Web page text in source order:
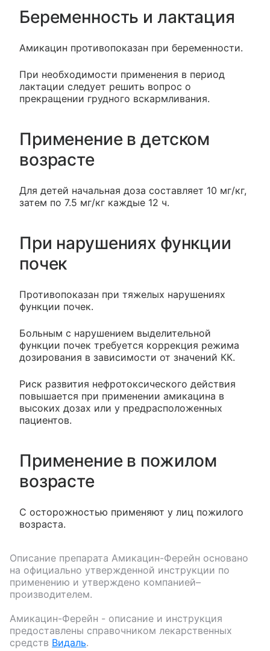
Беременность и лактация
Амикацин противопоказан при беременности.
При необходимости применения в период
лактации следует решить вопрос о
прекращении грудного вскармливания.
Применение в детском
возрасте
Для детей начальная доза составляет 10 мг/кг,
затем по 7.5 мг/кг каждые 12 ч.
При нарушениях функции
почек
Противопоказан при тяжелых нарушениях
функции почек.
Больным с нарушением выделительной
функции почек требуется коррекция режима
дозирования в зависимости от значений КК.
Риск развития нефротоксического действия
повышается при применении амикацина в
высоких дозах или у предрасположенных
пациентов.
Применение в пожилом
возрасте
С осторожностью применяют у лиц пожилого
возраста.
Описание препарата Амикацин-Ферейн основано
на официально утвержденной инструкции по
применению и утверждено компанией–
производителем.
Амикацин-Ферейн - описание и инструкция
предоставлены справочником лекарственных
средств Видаль.